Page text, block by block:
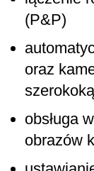
(P&P)
oraz
obsługa
obrazów